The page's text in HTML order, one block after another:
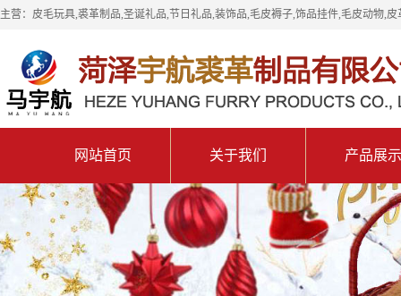
主营：皮毛玩具,裘革制品,圣诞礼品,节日礼品,装饰品,毛皮褥子,饰品挂件,毛皮动物,
网站首页 关于我们 产品展示